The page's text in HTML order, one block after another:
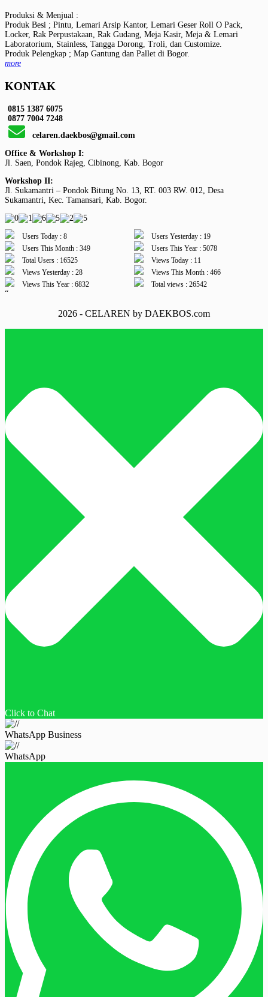
Produksi & Menjual :
Produk Besi ; Pintu, Lemari Arsip Kantor, Lemari Geser Roll O Pack,
Locker, Rak Perpustakaan, Rak Gudang, Meja Kasir, Meja & Lemari
Laboratorium, Stainless, Tangga Dorong, Troli, dan Customize.
Produk Pelengkap ; Map Gantung dan Pallet di Bogor.
more
KONTAK
0815 1387 6075
0877 7004 7248
celaren.daekbos@gmail.com
Office & Workshop I:
Jl. Saen, Pondok Rajeg, Cibinong, Kab. Bogor
Workshop II:
Jl. Sukamantri – Pondok Bitung No. 13, RT. 003 RW. 012, Desa
Sukamantri, Kec. Tamansari, Kab. Bogor.
Users Today : 8
Users Yesterday : 19
Users This Month : 349
Users This Year : 5078
Total Users : 16525
Views Today : 11
Views Yesterday : 28
Views This Month : 466
Views This Year : 6832
Total views : 26542
“
2026 - CELAREN by DAEKBOS.com
Click to Chat
WhatsApp Business
WhatsApp